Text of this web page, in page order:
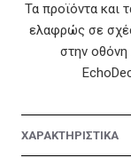
Τα προϊόντα και
ελαφρώς σε
στην οθόνη
ΧΑΡΑΚΤΗΡΙΣΤΙΚΑ